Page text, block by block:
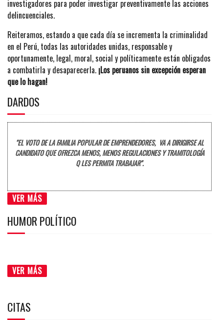
investigadores para poder investigar preventivamente las acciones
delincuenciales.
Reiteramos, estando a que cada día se incrementa la criminalidad
en el Perú, todas las autoridades unidas, responsable y
oportunamente, legal, moral, social y políticamente están obligados
a combatirla y desaparecerla. ¡Los peruanos sin excepción esperan
que lo hagan!
DARDOS
"EL VOTO DE LA FAMILIA POPULAR DE EMPRENDEDORES, VA A DIRIGIRSE AL
CANDIDATO QUE OFREZCA MENOS, MENOS REGULACIONES Y TRAMITOLOGÍA
Q LES PERMITA TRABAJAR".
VER MÁS
HUMOR POLÍTICO
VER MÁS
CITAS